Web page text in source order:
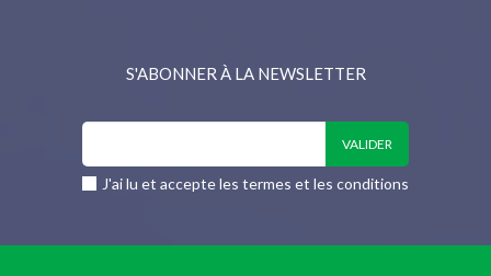
S'ABONNER À LA NEWSLETTER
J'ai lu et accepte les termes et les conditions